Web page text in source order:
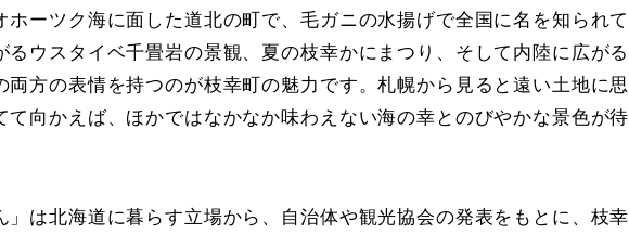
ホーツク海に面した道北の町で、毛ガニの水揚げで全国に名を知られて
るウスタイベ千畳岩の景観、夏の枝幸かにまつり、そして内陸に広がる
両方の表情を持つのが枝幸町の魅力です。札幌から見ると遠い土地に思
て向かえば、ほかではなかなか味わえない海の幸とのびやかな景色が待
」は北海道に暮らす立場から、自治体や観光協会の発表をもとに、枝幸